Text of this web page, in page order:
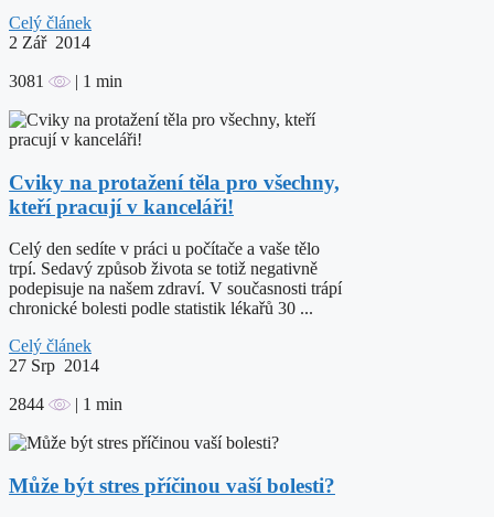
Celý článek
2 Zář 2014
3081 | 1 min
Cviky na protažení těla pro všechny,
kteří pracují v kanceláři!
Celý den sedíte v práci u počítače a vaše tělo
trpí. Sedavý způsob života se totiž negativně
podepisuje na našem zdraví. V současnosti trápí
chronické bolesti podle statistik lékařů 30 ...
Celý článek
27 Srp 2014
2844 | 1 min
Může být stres příčinou vaší bolesti?